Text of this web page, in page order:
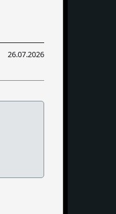
26.07.2026